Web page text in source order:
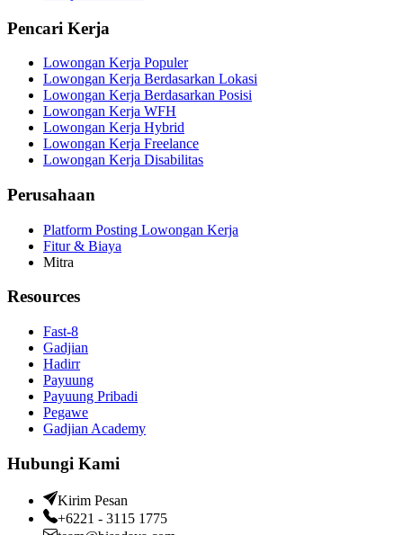
Pencari Kerja
Lowongan Kerja Populer
Lowongan Kerja Berdasarkan Lokasi
Lowongan Kerja Berdasarkan Posisi
Lowongan Kerja WFH
Lowongan Kerja Hybrid
Lowongan Kerja Freelance
Lowongan Kerja Disabilitas
Perusahaan
Platform Posting Lowongan Kerja
Fitur & Biaya
Mitra
Resources
Fast-8
Gadjian
Hadirr
Payuung
Payuung Pribadi
Pegawe
Gadjian Academy
Hubungi Kami
Kirim Pesan
+6221 - 3115 1775